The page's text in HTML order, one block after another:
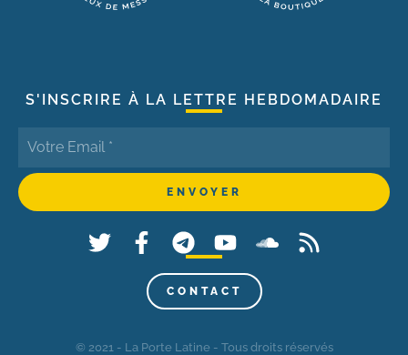
S'INSCRIRE À LA LETTRE HEBDOMADAIRE
CONTACT
© 2021 - La Porte Latine - Tous droits réservés